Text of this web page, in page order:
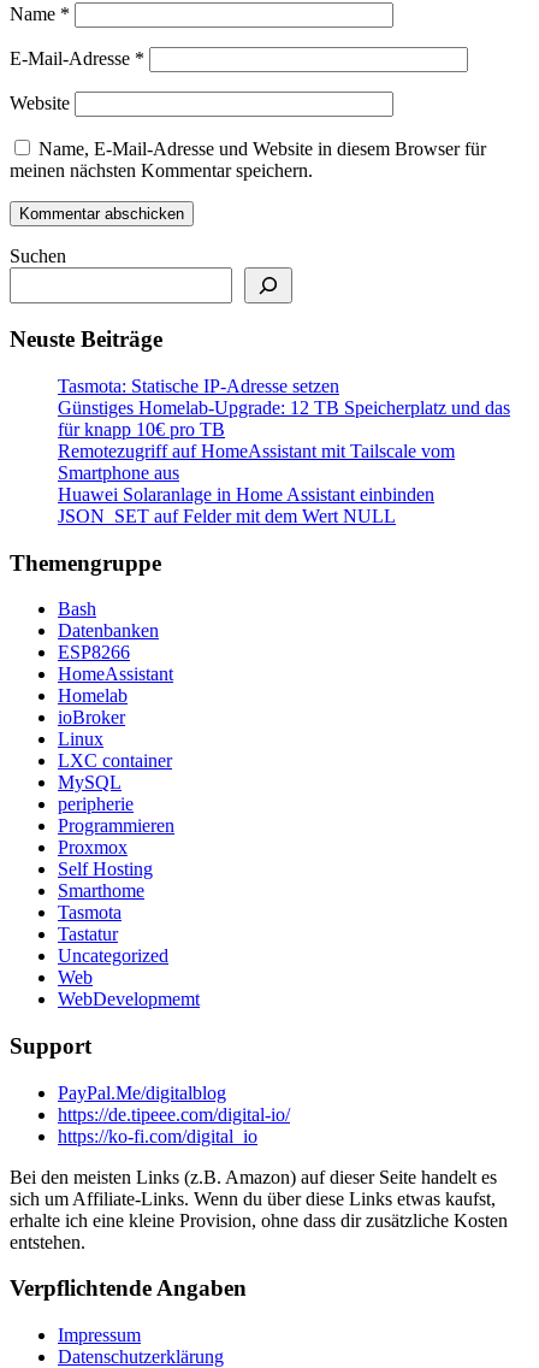
Name *
E-Mail-Adresse *
Website
Name, E-Mail-Adresse und Website in diesem Browser für
meinen nächsten Kommentar speichern.
Suchen
Neuste Beiträge
Tasmota: Statische IP-Adresse setzen
Günstiges Homelab-Upgrade: 12 TB Speicherplatz und das
für knapp 10€ pro TB
Remotezugriff auf HomeAssistant mit Tailscale vom
Smartphone aus
Huawei Solaranlage in Home Assistant einbinden
JSON_SET auf Felder mit dem Wert NULL
Themengruppe
Bash
Datenbanken
ESP8266
HomeAssistant
Homelab
ioBroker
Linux
LXC container
MySQL
peripherie
Programmieren
Proxmox
Self Hosting
Smarthome
Tasmota
Tastatur
Uncategorized
Web
WebDevelopmemt
Support
PayPal.Me/digitalblog
https://de.tipeee.com/digital-io/
https://ko-fi.com/digital_io
Bei den meisten Links (z.B. Amazon) auf dieser Seite handelt es
sich um Affiliate-Links. Wenn du über diese Links etwas kaufst,
erhalte ich eine kleine Provision, ohne dass dir zusätzliche Kosten
entstehen.
Verpflichtende Angaben
Impressum
Datenschutzerklärung